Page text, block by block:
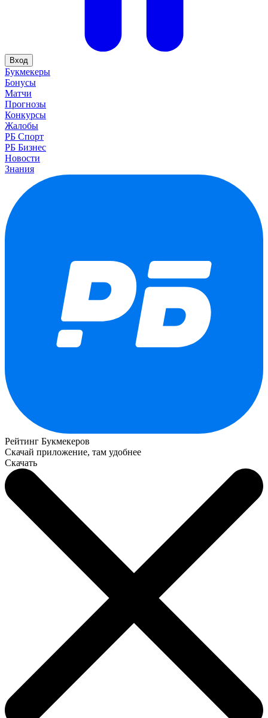
Вход
Букмекеры
Бонусы
Матчи
Прогнозы
Конкурсы
Жалобы
РБ Спорт
РБ Бизнес
Новости
Знания
Рейтинг Букмекеров
Скачай приложение, там удобнее
Скачать